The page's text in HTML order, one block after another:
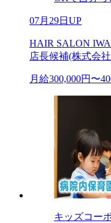
07月29日UP
HAIR SALON
店長候補(株式会
月給300,000円〜
キッズコー